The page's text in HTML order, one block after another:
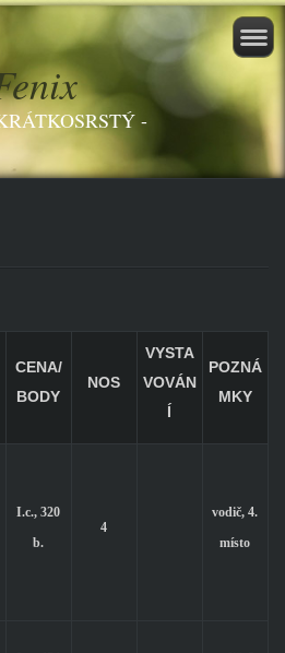
-
CENA/
BODY
NOS
VYSTA
VOVÁN
Í
POZNÁ
MKY
I.c., 320
b.
4
vodič, 4.
místo